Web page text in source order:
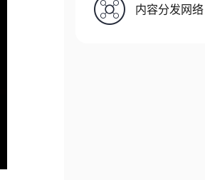
内容分发网络